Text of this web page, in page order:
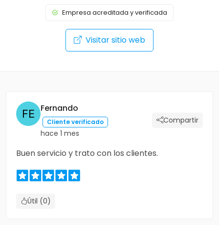
Empresa acreditada y verificada
Visitar sitio web
Fernando
Cliente verificado
hace 1 mes
Compartir
Buen servicio y trato con los clientes.
Útil (0)